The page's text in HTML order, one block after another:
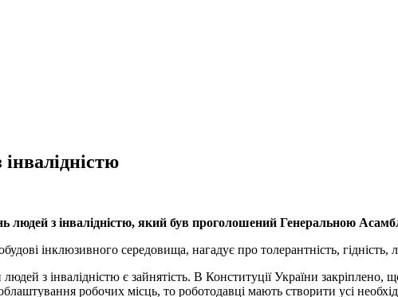
людей з інвалідністю, який був проголошений Генеральною
інклюзивного середовища, нагадує про толерантність, гідність,
з інвалідністю є зайнятість. В Конституції України закріплено,
робочих місць, то роботодавці мають створити усі